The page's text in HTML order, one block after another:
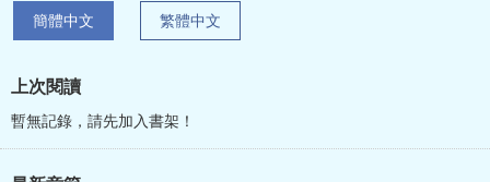
簡體中文 繁體中文
上次閱讀
暫無記錄，請先加入書架！